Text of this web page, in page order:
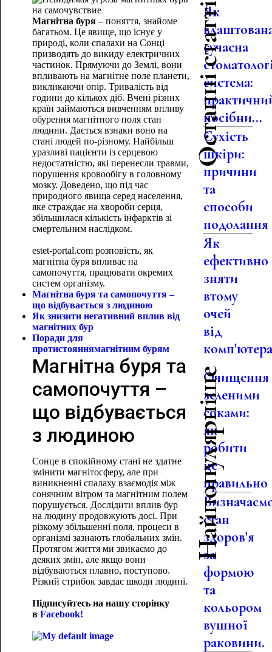
Магнітна буря– поняття, знайоме
багатьом. Це явище, що існує у
природі, коли спалахи на Сонці
призводять до викиду електричних
частинок. Прямуючи до Землі, вони
впливають на магнітне поле планети,
викликаючи опір. Тривалість від
години до кількох діб. Вчені різних
країн займаються вивченням впливу
обурення магнітного поля стан
людини. Дається взнаки воно на
стані людей по-різному. Найбільш
уразливі пацієнти із серцевою
недостатністю, які перенесли травми,
порушення кровообігу в головному
мозку. Доведено, що під час
природного явища серед населення,
яке страждає на хвороби серця,
збільшилася кількість інфарктів зі
смертельним наслідком.
estet-portal.com розповість, як
магнітна буря впливає на
самопочуття, працювати окремих
систем організму.
Магнітна буря та самопочуття –
що відбувається з людиною
Як знизити негативний вплив від
магнітних бур
Поради для
протистояннямагнітним бурям
Магнітна буря та
самопочуття –
що відбувається
з людиною
Сонце в спокійному стані не здатне
змінити магнітосферу, але при
виникненні спалаху взаємодія між
сонячним вітром та магнітним полем
порушується. Дослідити вплив бур
на людину продовжують досі. При
різкому збільшенні поля, процеси в
організмі зазнають глобальних змін.
Протягом життя ми звикаємо до
деяких змін, але якщо вони
відбуваються плавно, поступово.
Різкий стрибок завдає шкоди людині.
Підписуйтесь на нашу сторінку
в Facebook!
Останні статті
Як
сучасна
система:
посібни...
Сухість
шкіри:
причини
та
способи
подолання
Як
ефективно
зняти
втому
очей
від
Найпопулярніше
Очищення
зеленими
соками:
як
робити
це
правильно
стан
здоров'я
за
формою
та
кольором
вушної
раковини.